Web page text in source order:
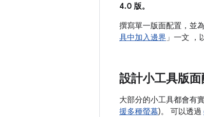
4.0 版。
撰寫單一版面配置，並
具中加入邊界」一文 ，
設計小工具版
大部分的小工具都會有
援多種螢幕)。 可以透過